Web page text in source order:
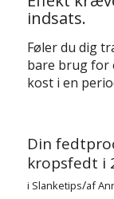
indsats.
Føler du dig
bare brug for
kost i en
Din
kropsfedt i
i Slanketips/af